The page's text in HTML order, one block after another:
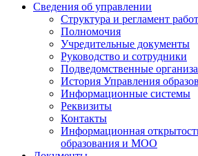
Сведения об управлении
Структура и регламент
Полномочия
Учредительные документы
Руководство и сотрудники
Подведомственные
История Управления
Информационные системы
Реквизиты
Контакты
Информационная
образования и МОО